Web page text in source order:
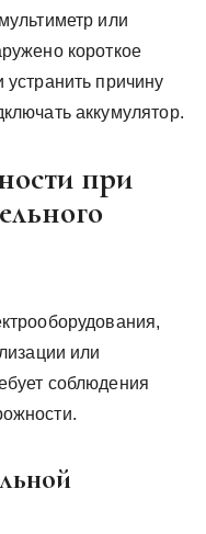
или
короткое
причину
аккумулятор.
при
или
соблюдения